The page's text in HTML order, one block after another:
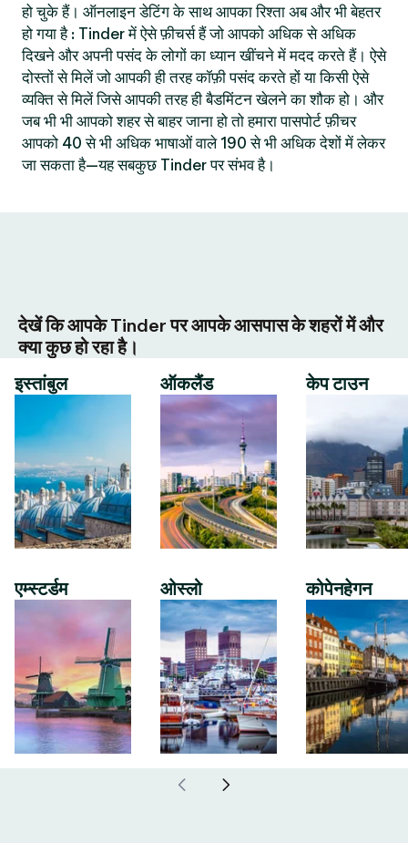
हो चुके हैं। ऑनलाइन डेटिंग के साथ आपका रिश्ता अब और भी बेहतर
हो गया है : Tinder में ऐसे फ़ीचर्स हैं जो आपको अधिक से अधिक
दिखने और अपनी पसंद के लोगों का ध्यान खींचने में मदद करते हैं। ऐसे
दोस्तों से मिलें जो आपकी ही तरह कॉफ़ी पसंद करते हों या किसी ऐसे
व्यक्ति से मिलें जिसे आपकी तरह ही बैडमिंटन खेलने का शौक हो। और
जब भी भी आपको शहर से बाहर जाना हो तो हमारा पासपोर्ट फ़ीचर
आपको 40 से भी अधिक भाषाओं वाले 190 से भी अधिक देशों में लेकर
जा सकता है—यह सबकुछ Tinder पर संभव है।
देखें कि आपके Tinder पर आपके आसपास के शहरों में और
क्या कुछ हो रहा है।
इस्तांबुल
एम्स्टर्डम
ऑकलैंड
ओस्लो
केप टाउन
कोपेनहेगन